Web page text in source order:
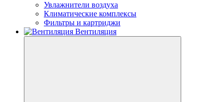
Увлажнители воздуха
Климатические комплексы
Фильтры и картриджи
Вентиляция